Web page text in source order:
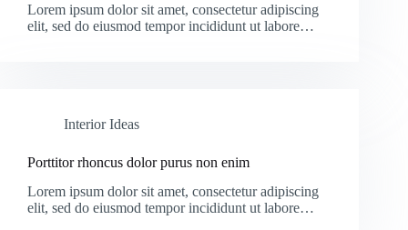
Lorem ipsum dolor sit amet, consectetur adipiscing
elit, sed do eiusmod tempor incididunt ut labore…
Interior Ideas
Porttitor rhoncus dolor purus non enim
Lorem ipsum dolor sit amet, consectetur adipiscing
elit, sed do eiusmod tempor incididunt ut labore…